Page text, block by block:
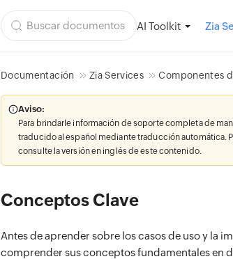
AI Toolkit Zia
Documentación Zia Services Componentes
Aviso:
Para brindarle información de soporte completa de
traducido al español mediante traducción automática.
consulte la versión en inglés de este contenido.
Conceptos Clave
Antes de aprender sobre los casos de uso y la
comprender sus conceptos fundamentales en